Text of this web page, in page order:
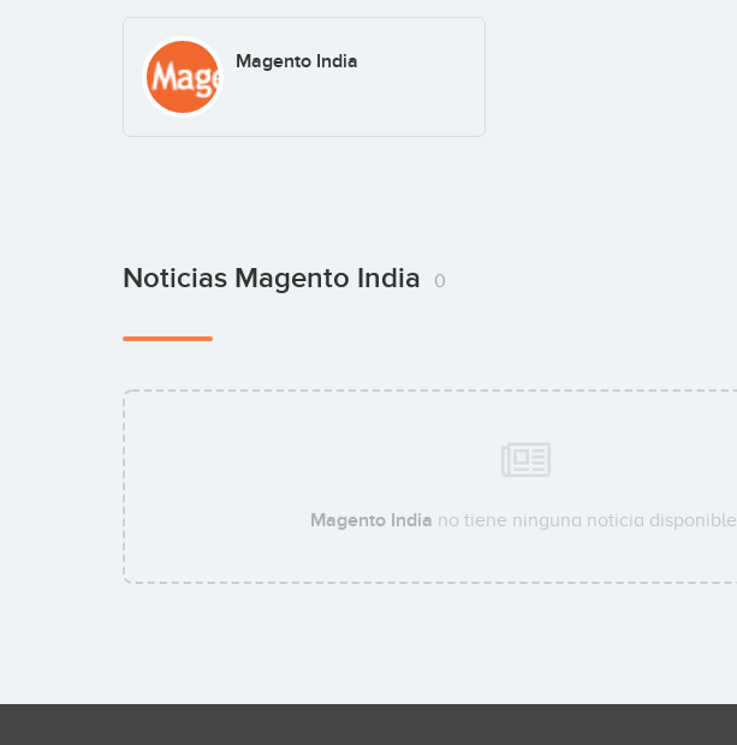
Magento India
Noticias Magento India 0
Magento India no tiene ninguna noticia disponible.